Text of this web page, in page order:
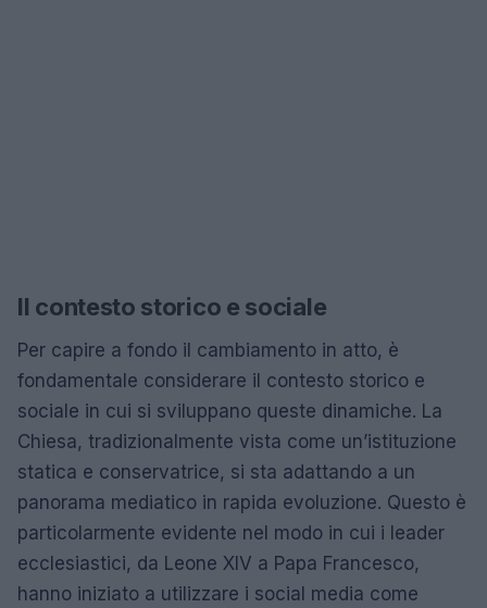
Il contesto storico e sociale
Per capire a fondo il cambiamento in atto, è
fondamentale considerare il contesto storico e
sociale in cui si sviluppano queste dinamiche. La
Chiesa, tradizionalmente vista come un’istituzione
statica e conservatrice, si sta adattando a un
panorama mediatico in rapida evoluzione. Questo è
particolarmente evidente nel modo in cui i leader
ecclesiastici, da Leone XIV a Papa Francesco,
hanno iniziato a utilizzare i social media come